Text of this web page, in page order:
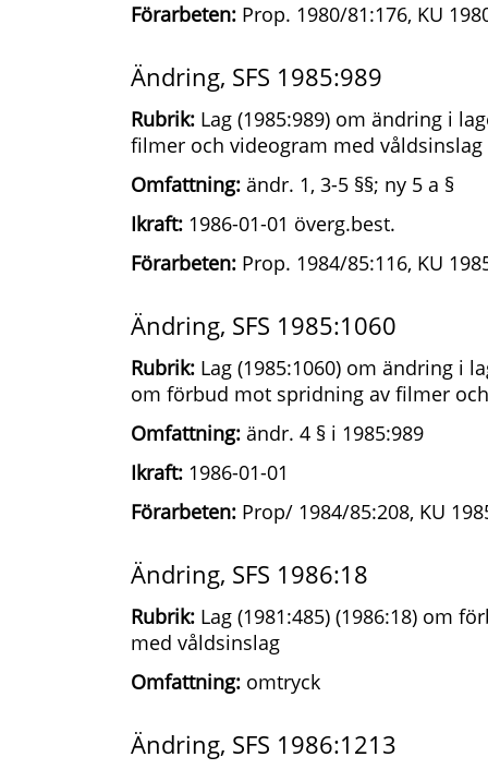
Förarbeten: Prop. 1980/81:176, KU
Ändring, SFS 1985:989
Rubrik: Lag (1985:989) om ändring i
filmer och videogram med våldsinslag
Omfattning: ändr. 1, 3-5 §§; ny 5 a §
Ikraft: 1986-01-01 överg.best.
Förarbeten: Prop. 1984/85:116, KU
Ändring, SFS 1985:1060
Rubrik: Lag (1985:1060) om ändring i
om förbud mot spridning av filmer
Omfattning: ändr. 4 § i 1985:989
Ikraft: 1986-01-01
Förarbeten: Prop/ 1984/85:208, KU
Ändring, SFS 1986:18
Rubrik: Lag (1981:485) (1986:18) om
med våldsinslag
Omfattning: omtryck
Ändring, SFS 1986:1213